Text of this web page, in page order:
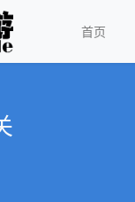
首页